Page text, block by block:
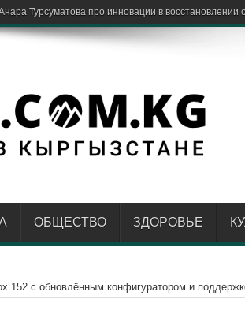
и Нижний Новго
ОБЩЕСТВО ЗДОРОВЬЕ
152 с обновлённым конфигуратором и